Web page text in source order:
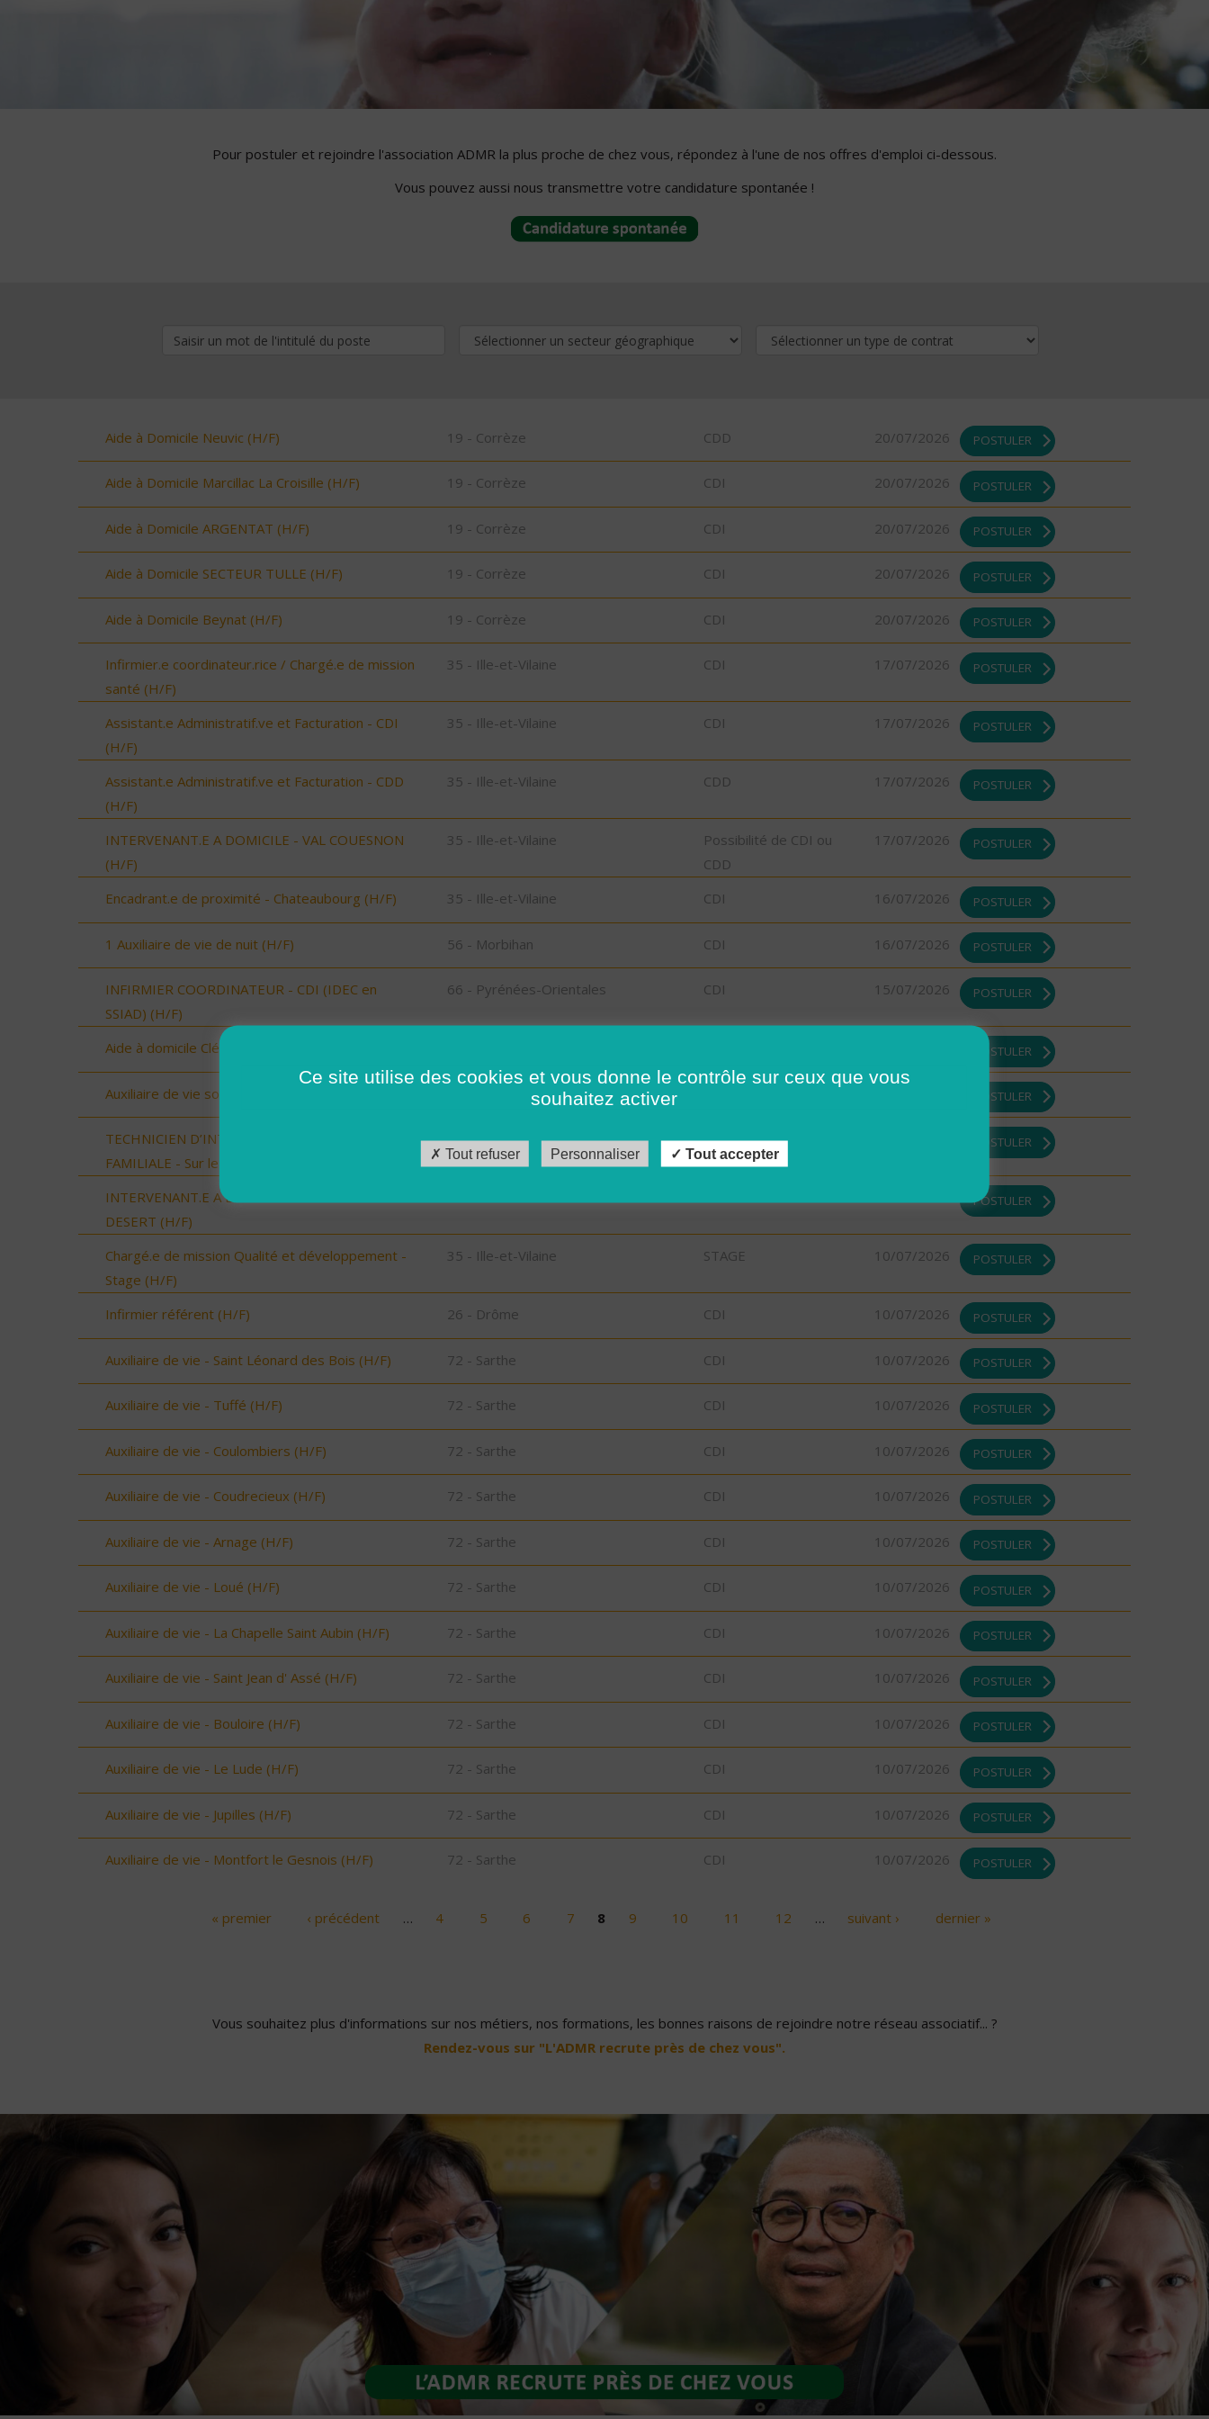
Pour postuler et rejoindre l'association ADMR la plus proche de chez vous, répondez à l'une de nos offres d'emploi ci-dessous.
Vous pouvez aussi nous transmettre votre candidature spontanée !
Aide à Domicile Neuvic (H/F) 19 - Corrèze CDD 20/07/2026 POSTULER
Aide à Domicile Marcillac La Croisille (H/F) 19 - Corrèze CDI 20/07/2026 POSTULER
Aide à Domicile ARGENTAT (H/F) 19 - Corrèze CDI 20/07/2026 POSTULER
Aide à Domicile SECTEUR TULLE (H/F) 19 - Corrèze CDI 20/07/2026 POSTULER
Aide à Domicile Beynat (H/F) 19 - Corrèze CDI 20/07/2026 POSTULER
Infirmier.e coordinateur.rice / Chargé.e de mission
santé (H/F)
35 - Ille-et-Vilaine CDI 17/07/2026 POSTULER
Assistant.e Administratif.ve et Facturation - CDI
(H/F)
35 - Ille-et-Vilaine CDI 17/07/2026 POSTULER
Assistant.e Administratif.ve et Facturation - CDD
(H/F)
35 - Ille-et-Vilaine CDD 17/07/2026 POSTULER
INTERVENANT.E A DOMICILE - VAL COUESNON
(H/F)
35 - Ille-et-Vilaine
Possibilité de CDI ou
CDD
17/07/2026 POSTULER
Encadrant.e de proximité - Chateaubourg (H/F) 35 - Ille-et-Vilaine CDI 16/07/2026 POSTULER
1 Auxiliaire de vie de nuit (H/F) 56 - Morbihan CDI 16/07/2026 POSTULER
INFIRMIER COORDINATEUR - CDI (IDEC en
SSIAD) (H/F)
66 - Pyrénées-Orientales CDI 15/07/2026 POSTULER
Aide à domicile Cléon d'Andran (H/F) POSTULER
Auxiliaire de vie sociale Cléon d'Andran (H/F) POSTULER
TECHNICIEN D’INTERVENTION SOCIALE ET
FAMILIALE - Sur le Sud du Loir et Cher (H/F)
41 - Loir-et-Cher CDI POSTULER
INTERVENANT.E A DOMICILE - LOUVIGNE DU
DESERT (H/F)
POSTULER
Chargé.e de mission Qualité et développement -
Stage (H/F)
35 - Ille-et-Vilaine STAGE 10/07/2026 POSTULER
Infirmier référent (H/F) 26 - Drôme CDI 10/07/2026 POSTULER
Auxiliaire de vie - Saint Léonard des Bois (H/F) 72 - Sarthe CDI 10/07/2026 POSTULER
Auxiliaire de vie - Tuffé (H/F) 72 - Sarthe CDI 10/07/2026 POSTULER
Auxiliaire de vie - Coulombiers (H/F) 72 - Sarthe CDI 10/07/2026 POSTULER
Auxiliaire de vie - Coudrecieux (H/F) 72 - Sarthe CDI 10/07/2026 POSTULER
Auxiliaire de vie - Arnage (H/F) 72 - Sarthe CDI 10/07/2026 POSTULER
Auxiliaire de vie - Loué (H/F) 72 - Sarthe CDI 10/07/2026 POSTULER
Auxiliaire de vie - La Chapelle Saint Aubin (H/F) 72 - Sarthe CDI 10/07/2026 POSTULER
Auxiliaire de vie - Saint Jean d' Assé (H/F) 72 - Sarthe CDI 10/07/2026 POSTULER
Auxiliaire de vie - Bouloire (H/F) 72 - Sarthe CDI 10/07/2026 POSTULER
Auxiliaire de vie - Le Lude (H/F) 72 - Sarthe CDI 10/07/2026 POSTULER
Auxiliaire de vie - Jupilles (H/F) 72 - Sarthe CDI 10/07/2026 POSTULER
Auxiliaire de vie - Montfort le Gesnois (H/F) 72 - Sarthe CDI 10/07/2026 POSTULER
« premier ‹ précédent … 4 5 6 7 8 9 10 11 12 … suivant › dernier »
Vous souhaitez plus d'informations sur nos métiers, nos formations, les bonnes raisons de rejoindre notre réseau associatif... ?
Rendez-vous sur "L'ADMR recrute près de chez vous".
Ce site utilise des cookies et vous donne le contrôle sur ceux que vous
souhaitez activer
Tout refuser Personnaliser Tout accepter